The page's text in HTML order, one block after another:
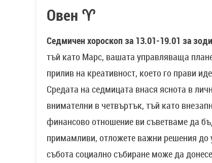
Овен ♈
Седмичен хороскоп за 13.01-19.01 за
тъй като Марс, вашата управляваща
прилив на креативност, което го прави
Средата на седмицата внася яснота в
внимателни в четвъртък, тъй като
финансово отношение ви съветваме да
примамливи, отложете важни решения до
събота социално събиране може да